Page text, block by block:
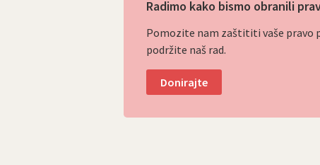
Radimo kako bismo obranili
Pomozite nam zaštititi vaše pravo
podržite naš rad.
Donirajte